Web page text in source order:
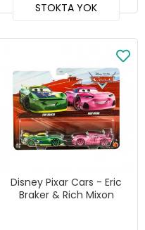
STOKTA YOK
Disney Pixar Cars - Eric
Braker & Rich Mixon